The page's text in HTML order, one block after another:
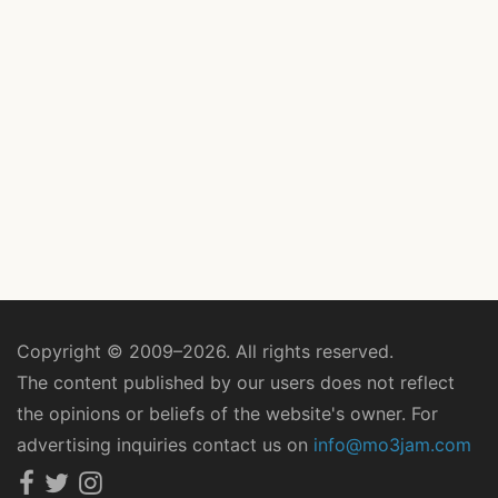
Copyright © 2009–2026. All rights reserved.
The content published by our users does not reflect
the opinions or beliefs of the website's owner. For
advertising inquiries contact us on info@mo3jam.com